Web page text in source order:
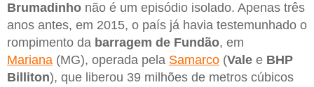
Brumadinho não é um episódio isolado. Apenas três
anos antes, em 2015, o país já havia testemunhado o
rompimento da barragem de Fundão, em
Mariana (MG), operada pela Samarco (Vale e BHP
Billiton), que liberou 39 milhões de metros cúbicos